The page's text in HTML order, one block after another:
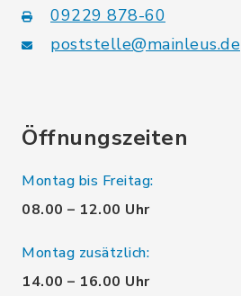
09229 878-60
poststelle@mainleus.de
Öffnungszeiten
Montag bis Freitag:
08.00 – 12.00 Uhr
Montag zusätzlich:
14.00 – 16.00 Uhr